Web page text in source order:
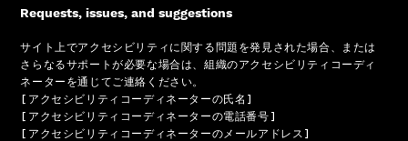
Requests, issues, and suggestions
サイト上でアクセシビリティに関する問題を発見された場合、または
さらなるサポートが必要な場合は、組織のアクセシビリティコーディ
ネーターを通じてご連絡ください。
[アクセシビリティコーディネーターの氏名]
[アクセシビリティコーディネーターの電話番号]
[アクセシビリティコーディネーターのメールアドレス]